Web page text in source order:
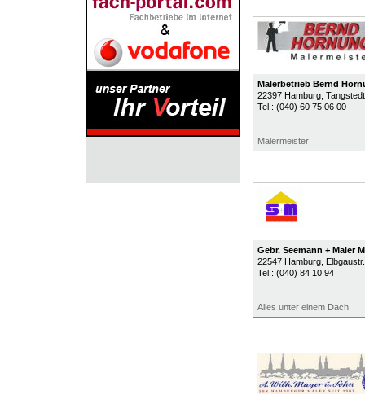
Malerbetrieb Bernd
22397 Hamburg,
Tel.: (040) 60 75 06 00
Malermeister
Gebr. Seemann + Maler
22547 Hamburg,
Tel.: (040) 84 10 94
Alles unter einem Dach